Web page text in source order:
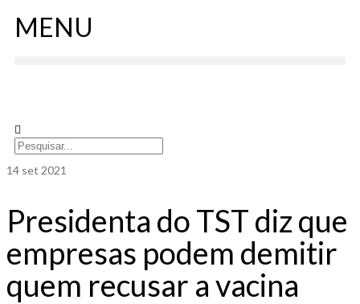
MENU
14 set 2021
Presidenta do TST diz que
empresas podem demitir
quem recusar a vacina